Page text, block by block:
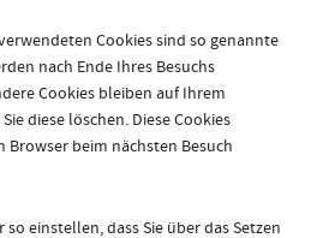
Cookies sind so genannte
nach Ende Ihres Besuchs
Cookies bleiben auf Ihrem
diese löschen. Diese Cookies
Browser beim nächsten Besuch
einstellen, dass Sie über das Setzen